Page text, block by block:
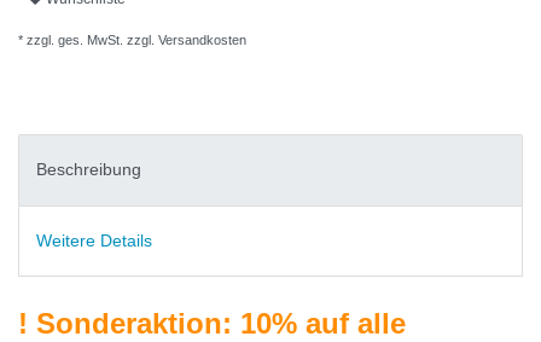
* zzgl. ges. MwSt. zzgl. Versandkosten
Beschreibung
Weitere Details
! Sonderaktion: 10% auf alle